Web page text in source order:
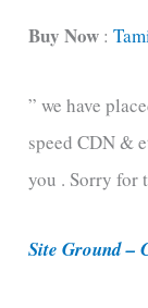
t
g
o
r
e
Buy Now :
” we have
speed CDN &
you . Sorry for
Site Ground –